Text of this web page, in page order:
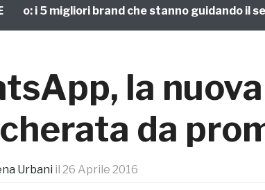
i 5 migliori brand che stanno guidando il
la
da
Urbani il 26 Aprile 2016